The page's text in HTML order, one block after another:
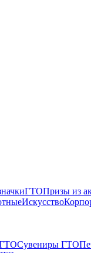
ГТОПризы из
Искусство
Сувениры ГТО